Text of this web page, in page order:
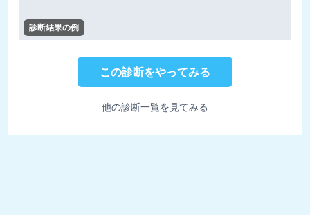
診断結果の例
この診断をやってみる
他の診断一覧を見てみる